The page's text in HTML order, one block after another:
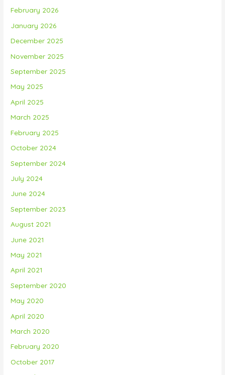
February 2026
January 2026
December 2025
November 2025
September 2025
May 2025
April 2025
March 2025
February 2025
October 2024
September 2024
July 2024
June 2024
September 2023
August 2021
June 2021
May 2021
April 2021
September 2020
May 2020
April 2020
March 2020
February 2020
October 2017